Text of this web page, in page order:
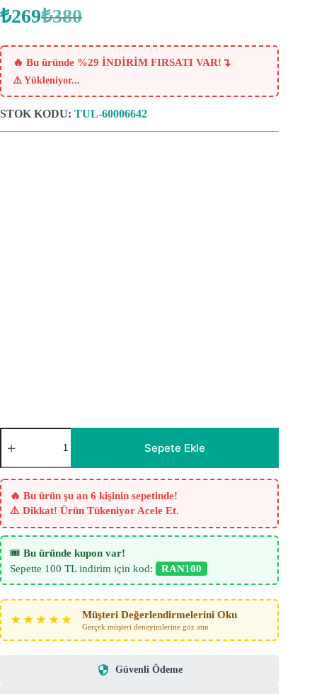
₺380
Orijinal
₺380.
₺269Şu
fiyat:
₺269.
🔥 Bu üründe %29 İNDİRİM FIRSATI VAR! ↴
⚠️ Yükleniyor...
STOK KODU: TUL-60006642
Pella
Mor
Düz
Tül
Perde
adet
Sepete Ekle
🔥 Bu ürün şu an 6 kişinin sepetinde!
⚠️ Dikkat! Ürün Tükeniyor Acele Et.
🎟️ Bu üründe kupon var!
Sepette 100 TL indirim için kod:
RAN100
★★★★★ Müşteri Değerlendirmelerini Oku
Gerçek müşteri deneyimlerine göz atın
Güvenli Ödeme